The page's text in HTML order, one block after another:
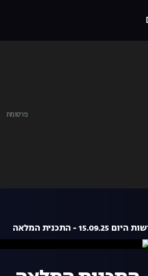
15.09.25 - התכנית המלאה